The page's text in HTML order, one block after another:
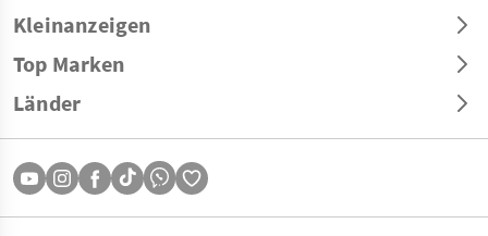
Kleinanzeigen
Top Marken
Länder